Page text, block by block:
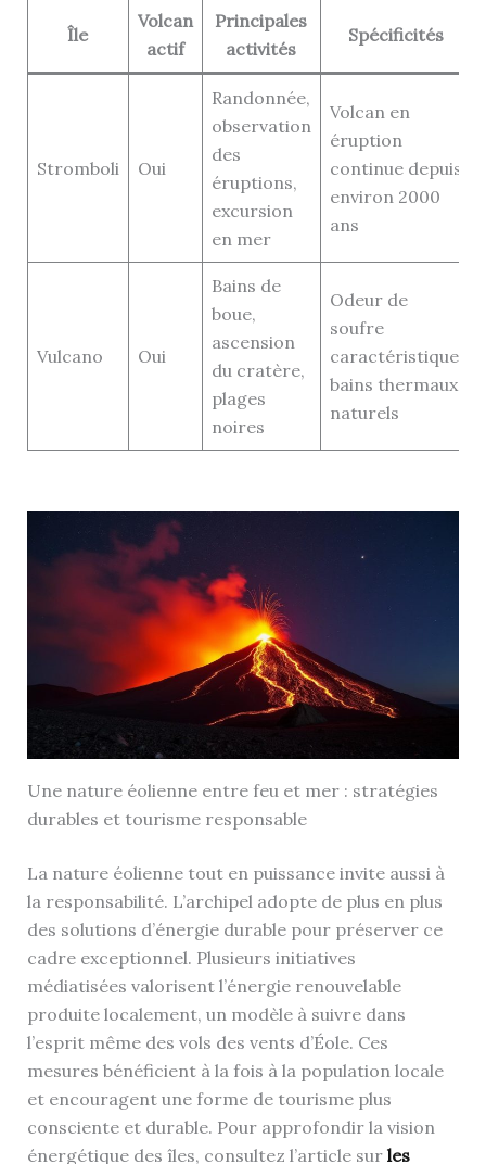
Île
Volcan
actif
Principales
activités
Spécificités
Stromboli Oui
Randonnée,
observation
des
éruptions,
excursion
en mer
Volcan en
éruption
continue depuis
environ 2000
ans
Vulcano Oui
Bains de
boue,
ascension
du cratère,
plages
noires
Odeur de
soufre
caractéristique,
bains thermaux
naturels
Une nature éolienne entre feu et mer : stratégies
durables et tourisme responsable
La nature éolienne tout en puissance invite aussi à
la responsabilité. L’archipel adopte de plus en plus
des solutions d’énergie durable pour préserver ce
cadre exceptionnel. Plusieurs initiatives
médiatisées valorisent l’énergie renouvelable
produite localement, un modèle à suivre dans
l’esprit même des vols des vents d’Éole. Ces
mesures bénéficient à la fois à la population locale
et encouragent une forme de tourisme plus
consciente et durable. Pour approfondir la vision
énergétique des îles, consultez l’article sur les